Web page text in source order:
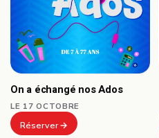
On a échangé nos Ados
LE 17 OCTOBRE
Réserver